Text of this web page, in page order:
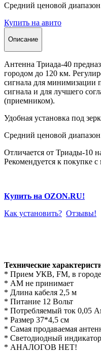
Средний ценовой
Купить на авито
Описание
Антенна Триада-40
городом до 120 км.
сигнала для минимизации
сигнала и для лучшего
(приемником).
Удобная установка под
Средний ценовой
Отличается от Триады-10
Рекомендуется к покупке
Купить на OZON.RU!
Как установить? Отзывы!
Технические
* Прием УКВ, FM, в городе
* АМ не принимает
* Длина кабеля 2,5 м
* Питание 12 Вольт
* Потребляемый ток 0,05
* Размер 37*4,5 см
* Самая продаваемая
* Светодиодный
* АНАЛОГОВ НЕТ!